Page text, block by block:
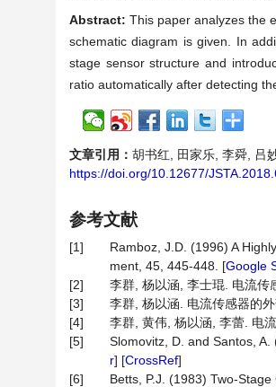
Abstract:This paper analyzes the
schematic diagram is given. In
stage sensor structure and
ratio automatically after detecting
文章引用： 胡书红, 田家乐, 李舜, 吕
https://doi.org/10.12677/
参考文献
[1]
Ramboz, J.D. (1996) A
ment, 45, 445-448. [Google
[2]
李群, 杨以涵, 李士琨. 电流传
[3]
李群, 杨以涵. 电流传感器的
[4]
李群, 黄伟, 杨以涵, 李蕾. 电
[5]
Slomovitz, D. and Santos,
r] [CrossRef]
[6]
Betts, P.J. (1983) Two-